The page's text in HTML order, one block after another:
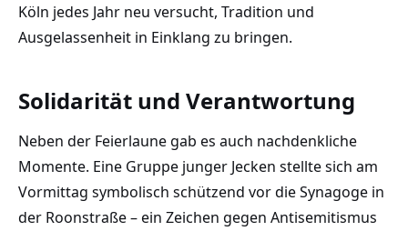
Köln jedes Jahr neu versucht, Tradition und
Ausgelassenheit in Einklang zu bringen.
Solidarität und Verantwortung
Neben der Feierlaune gab es auch nachdenkliche
Momente. Eine Gruppe junger Jecken stellte sich am
Vormittag symbolisch schützend vor die Synagoge in
der Roonstraße – ein Zeichen gegen Antisemitismus